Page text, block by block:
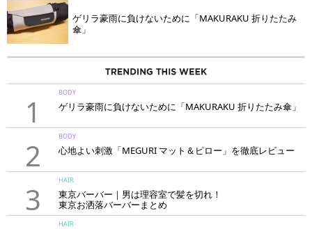
ゲリラ豪雨に負けないために「MAKURAKU 折りたたみ
傘」
1
BODY
ゲリラ豪雨に負けないために「MAKURAKU 折りたたみ傘」
2
BODY
心地よい刺激「MEGURI マット＆ピロー」を徹底レビュー
3
HAIR
東京バーバー｜男は理容室で髪を切れ！
東京お洒落バーバーまとめ
HAIR